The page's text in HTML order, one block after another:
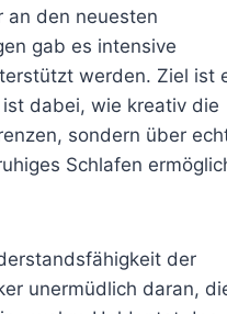
an den neuesten
gab es intensive
werden. Ziel ist
dabei, wie kreativ die
sondern über
Schlafen
der
unermüdlich daran,